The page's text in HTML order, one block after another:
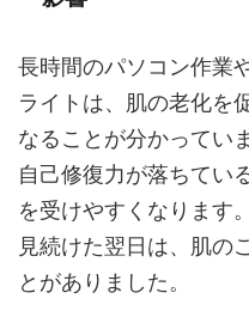
長時間のパソコン作業
ライトは、肌の老化を
なることが分かってい
自己修復力が落ちてい
を受けやすくなります
見続けた翌日は、肌の
とがありました。